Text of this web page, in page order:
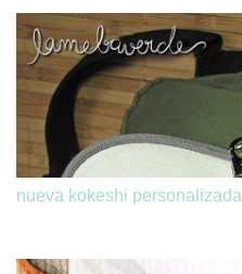
nueva kokeshi personalizada